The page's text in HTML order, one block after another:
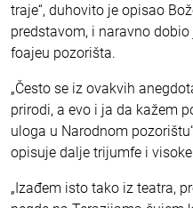
traje“, duhovito je opisao
predstavom, i naravno
foajeu pozorišta.
„Često se iz ovakvih
prirodi, a evo i ja da kažem
uloga u Narodnom
opisuje dalje trijumfe i
„Izađem isto tako iz teatra,